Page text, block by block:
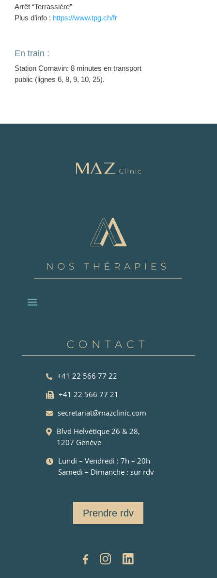
Arrêt “Terrassière”
Plus d’info : https://www.tpg.ch/fr
En train :
Station Cornavin: 8 minutes en transport
public (lignes 6, 8, 9, 10, 25).
+41 22 566 77 22
+41 22 566 77 21
secretariat@mazclinic.com
Blvd Helvétique 26 & 28,
1207 Genève
Lundi – Vendredi : 7h – 20h
Samedi – Dimanche : sur rdv
Prendre rdv